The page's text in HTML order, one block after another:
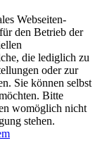
Webseiten-
den Betrieb der
die lediglich zu
oder zur
Sie können selbst
Bitte
womöglich nicht
stehen.